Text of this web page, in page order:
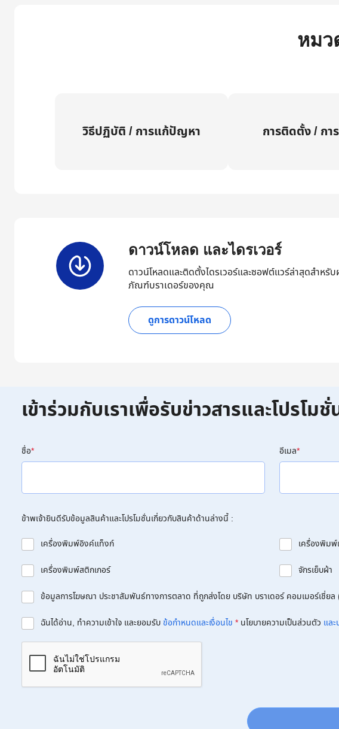
หมว
วิธีปฏิบัติ / การแก้ปัญหา การติดตั้ง / กา
ดาวน์โหลด และไดรเวอร์
ดาวน์โหลดและติดตั้งไดรเวอร์และซอฟต์แวร์ล่าสุดสำหรั
ภัณฑ์บราเดอร์ของคุณ
ดูการดาวน์โหลด
เข้าร่วมกับเราเพื่อรับข่าวสารและโปรโม
ชื่อ* อีเมล*
ข้าพเจ้ายินดีรับข้อมูลสินค้าและโปรโมชั่นเกี่ยวกับสินค้าด้านล่างนี้ :
เครื่องพิมพ์อิงค์แท็งก์
เครื่องพิมพ์
เครื่องพิมพ์สติกเกอร์ จักรเย็บผ้า
ข้อมูลการโฆษณา ประชาสัมพันธ์ทางการตลาด ที่ถูกส่งโดย บริษัท บราเดอร์ คอมเมอร์เชี่ย
ฉันได้อ่าน, ทำความเข้าใจ และยอมรับข้อกำหนดและเงื่อนไข * นโยบายความเป็นส่วนตัว แล